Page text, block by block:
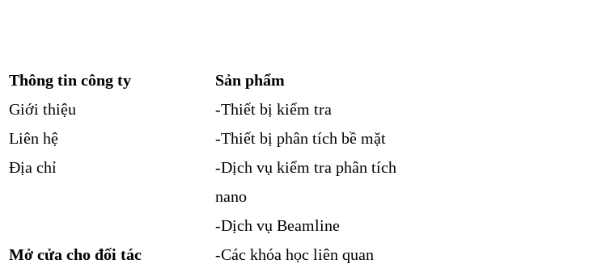
Thông tin công ty
Giới thiệu
Liên hệ
Địa chỉ
Mở cửa cho đối tác
Sản phẩm
-Thiết bị kiểm tra
-Thiết bị phân tích bề mặt
-Dịch vụ kiểm tra phân tích
nano
-Dịch vụ Beamline
-Các khóa học liên quan